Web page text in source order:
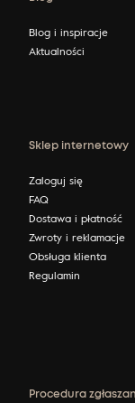
Blog i inspiracje
Aktualności
Sklep internetowy
Zaloguj się
FAQ
Dostawa i płatność
Zwroty i reklamacje
Obsługa klienta
Regulamin
Procedura